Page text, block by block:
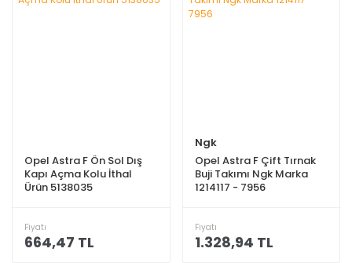
Opel Astra F Ön Sol Dış
Kapı Açma Kolu İthal
Ürün 5138035
Fiyatı
664,47 TL
Ngk
Opel Astra F Çift Tırnak
Buji Takımı Ngk Marka
1214117 - 7956
Fiyatı
1.328,94 TL